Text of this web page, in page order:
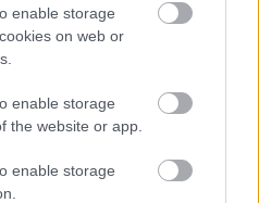
enable storage
on web or
enable storage
the website or app.
enable storage